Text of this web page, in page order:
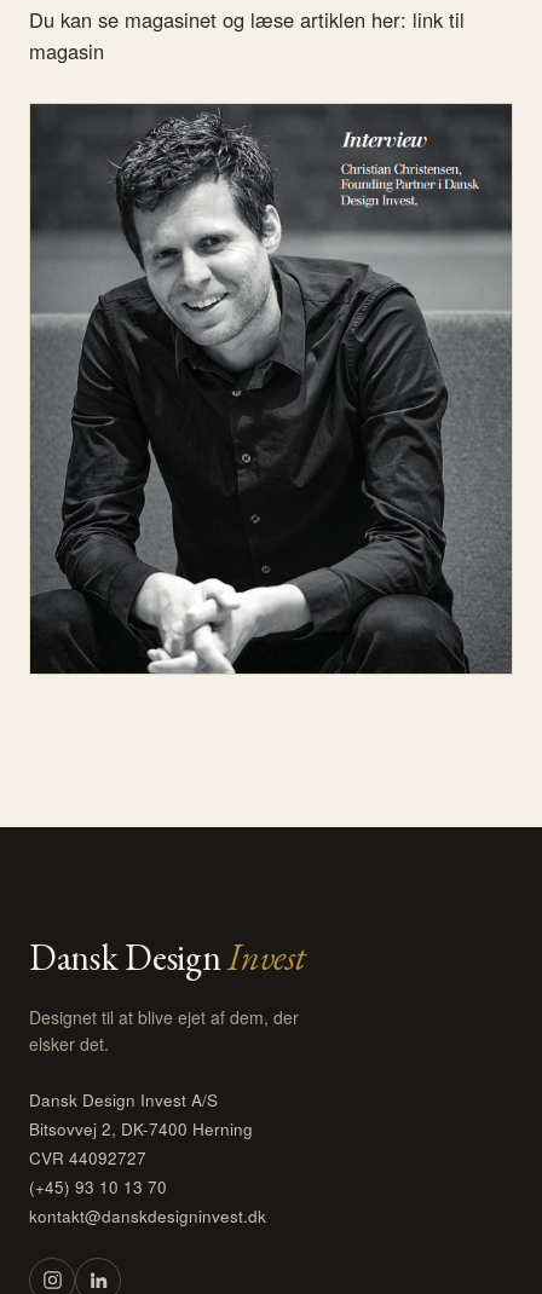
Du kan se magasinet og læse artiklen her: link til
magasin
Dansk DesignInvest
Designet til at blive ejet af dem, der
elsker det.
Dansk Design Invest A/S
Bitsovvej 2, DK-7400 Herning
CVR 44092727
(+45) 93 10 13 70
kontakt@danskdesigninvest.dk